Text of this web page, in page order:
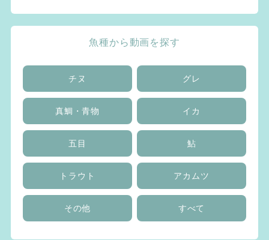
魚種から動画を探す
チヌ グレ
真鯛・青物 イカ
五目 鮎
トラウト アカムツ
その他 すべて